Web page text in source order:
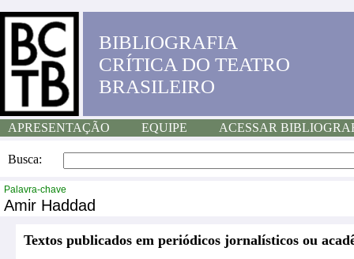
BIBLIOGRAFIA
CRÍTICA DO TEATRO
BRASILEIRO
APRESENTAÇÃO EQUIPE ACESSAR
Busca:
Palavra-chave
Amir Haddad
Textos publicados em periódicos jornalísticos ou